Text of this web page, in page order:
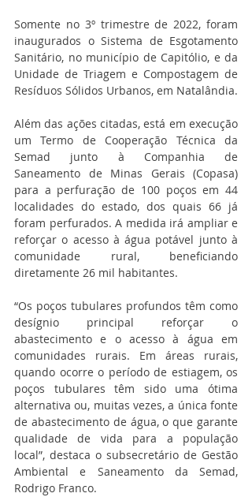
Somente no 3º trimestre de 2022, foram
inaugurados o Sistema de Esgotamento
Sanitário, no município de Capitólio, e da
Unidade de Triagem e Compostagem de
Resíduos Sólidos Urbanos, em Natalândia.
Além das ações citadas, está em execução
um Termo de Cooperação Técnica da
Semad junto à Companhia de
Saneamento de Minas Gerais (Copasa)
para a perfuração de 100 poços em 44
localidades do estado, dos quais 66 já
foram perfurados. A medida irá ampliar e
reforçar o acesso à água potável junto à
comunidade rural, beneficiando
diretamente 26 mil habitantes.
“Os poços tubulares profundos têm como
desígnio principal reforçar o
abastecimento e o acesso à água em
comunidades rurais. Em áreas rurais,
quando ocorre o período de estiagem, os
poços tubulares têm sido uma ótima
alternativa ou, muitas vezes, a única fonte
de abastecimento de água, o que garante
qualidade de vida para a população
local”, destaca o subsecretário de Gestão
Ambiental e Saneamento da Semad,
Rodrigo Franco.